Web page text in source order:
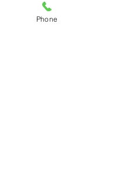
Phone